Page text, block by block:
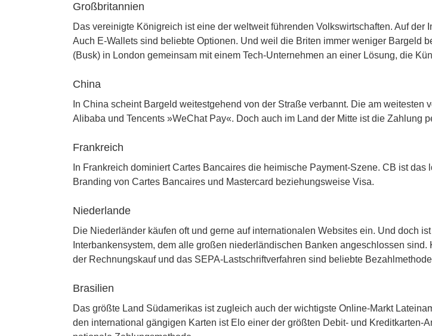
Großbritannien
Das vereinigte Königreich ist eine der weltweit führenden Volkswirtschaften. Auf
Auch E-Wallets sind beliebte Optionen. Und weil die Briten immer weniger Bargeld
(Busk) in London gemeinsam mit einem Tech-Unternehmen an einer Lösung, die
China
In China scheint Bargeld weitestgehend von der Straße verbannt. Die am
Alibaba und Tencents »WeChat Pay«. Doch auch im Land der Mitte ist die Zahlung
Frankreich
In Frankreich dominiert Cartes Bancaires die heimische Payment-Szene. CB ist
Branding von Cartes Bancaires und Mastercard beziehungsweise Visa.
Niederlande
Die Niederländer käufen oft und gerne auf internationalen Websites ein. Und doch
Interbankensystem, dem alle großen niederländischen Banken angeschlossen
der Rechnungskauf und das SEPA-Lastschriftverfahren sind beliebte
Brasilien
Das größte Land Südamerikas ist zugleich auch der wichtigste Online-Markt
den international gängigen Karten ist Elo einer der größten Debit- und